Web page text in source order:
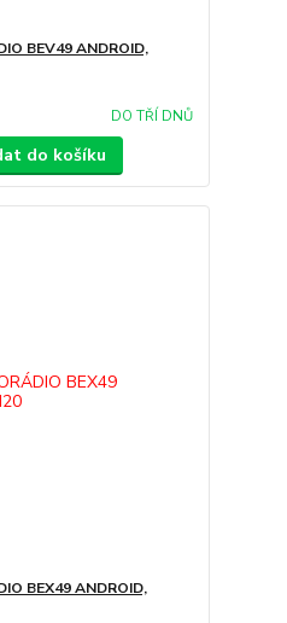
BEV49 ANDROID,
DO TŘÍ DNŮ
do košíku
BEX49 ANDROID,